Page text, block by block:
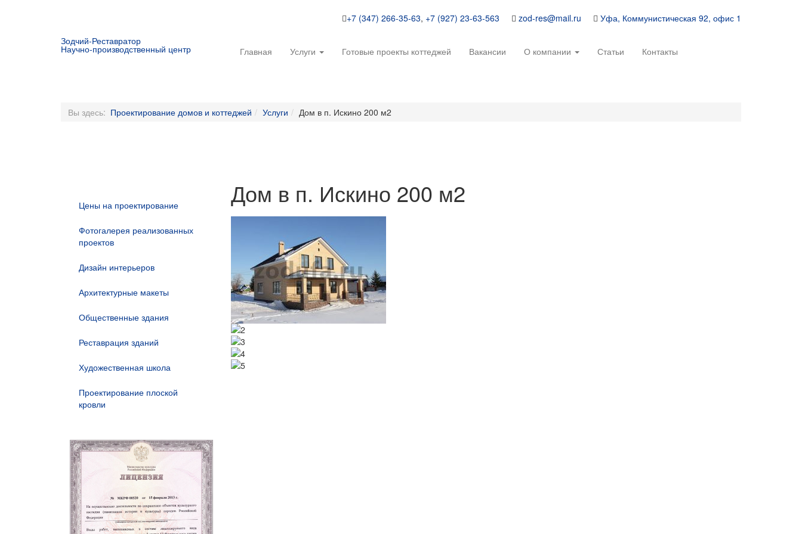
+7 (347) 266-35-63, +7 (927) 23-63-563 zod-res@mail.ru
Уфа, Коммунистическая 92, офис 1
Зодчий-Реставратор
Научно-производственный центр Главная Услуги Готовые проекты коттеджей Вакансии О компании Статьи Контакты
Вы здесь: Проектирование домов и коттеджей Услуги Дом в п. Искино 200 м2
Дом в п. Искино 200 м2
Цены на проектирование
Фотогалерея реализованных
проектов
Дизайн интерьеров
Архитектурные макеты
Общественные здания
Реставрация зданий
Художественная школа
Проектирование плоской
кровли